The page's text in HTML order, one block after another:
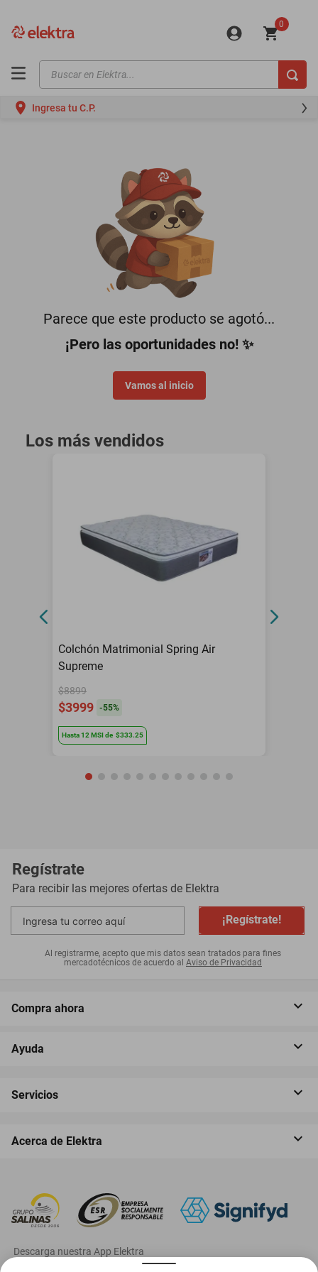
0
Buscar en Elektra...
Ingresa tu C.P.
Parece que este producto se agotó...
¡Pero las oportunidades no! ✨
Vamos al inicio
Los más vendidos
Colchón Matrimonial Spring Air
Supreme
$8899
$3999 -55%
Hasta12 MSIde $333.25
Regístrate
Para recibir las mejores ofertas de Elektra
¡Regístrate!
Al registrarme, acepto que mis datos sean tratados para fines
mercadotécnicos de acuerdo al Aviso de Privacidad
Compra ahora
Ayuda
Servicios
Acerca de Elektra
‎ Descarga nuestra App Elektra
motos
oppo
motoneta